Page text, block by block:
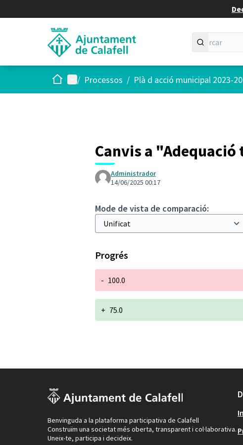
Inici Menú principal
/ Processos / Plà d acció municipal 2023-
Canvis a
Administrador
14/06/2025 00:17
Mode de vista de comparació:
Progrés
- 100.0
+ 75.0
Benvinguda a la plataforma participativa de Calafell
Construïm una societat més oberta, transparent i col·laborativa.
Uneix-te, participa i decideix.